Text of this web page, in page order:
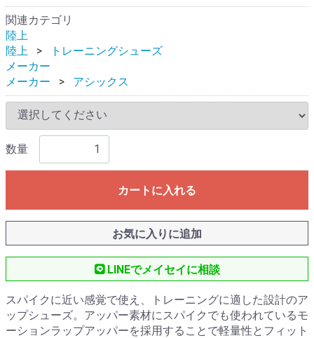
関連カテゴリ
陸上
陸上
トレーニングシューズ
メーカー
メーカー
アシックス
数量
カートに入れる
お気に入りに追加
LINEでメイセイに相談
スパイクに近い感覚で使え、トレーニングに適した設計のア
ップシューズ。アッパー素材にスパイクでも使われているモ
ーションラップアッパーを採用することで軽量性とフィット